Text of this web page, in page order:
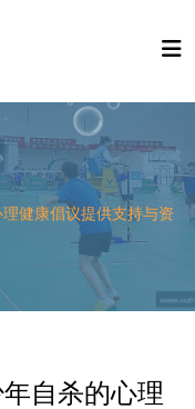
健康倡议提供支持与资
自杀的心理